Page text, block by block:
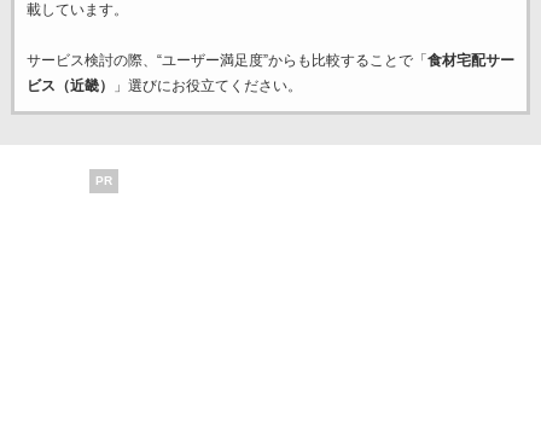
載しています。
サービス検討の際、“ユーザー満足度”からも比較することで「 食材宅配サー
ビス（近畿）
」選びにお役立てください。
PR